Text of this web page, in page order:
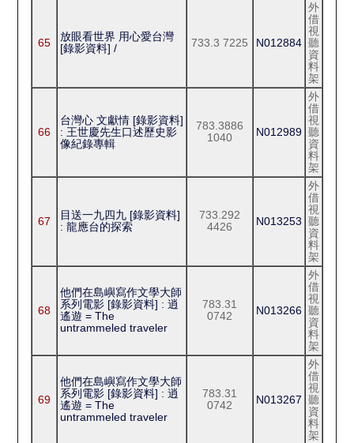
65
放眼看世界 用心愛台灣
[錄影資料] /
733.3 7225 N012884
外
借
視
聽
資
料
架
66
台灣心 文獻情 [錄影資料]
: 王世慶先生口述歷史影
像紀錄專輯
783.3886
1040
N012989
外
借
視
聽
資
料
架
67
目送一九四九 [錄影資料]
: 龍應台的探索
733.292
4426
N013253
外
借
視
聽
資
料
架
68
他們在島嶼寫作文學大師
系列電影 [錄影資料] : 逍
遙遊 = The
untrammeled traveler
783.31
0742
N013266
外
借
視
聽
資
料
架
69
他們在島嶼寫作文學大師
系列電影 [錄影資料] : 逍
遙遊 = The
untrammeled traveler
783.31
0742
N013267
外
借
視
聽
資
料
架